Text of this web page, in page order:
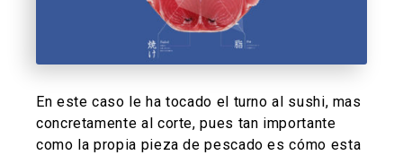
En este caso le ha tocado el turno al sushi, mas
concretamente al corte, pues tan importante
como la propia pieza de pescado es cómo esta